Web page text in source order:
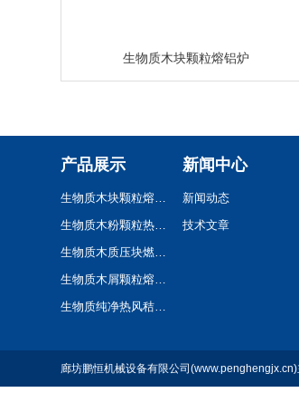
生物质木块颗粒熔铝炉
产品展示
生物质木块颗粒熔铝炉
生物质木粉颗粒热风炉
生物质木质压块燃烧机
生物质木屑颗粒熔铝炉
生物质纯净热风秸秆颗粒热风炉
新闻中心
新闻动态
技术文章
廊坊鹏恒机械设备有限公司